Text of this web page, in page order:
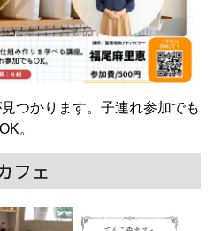
つかります。子連れ参加でも
OK。
フェ